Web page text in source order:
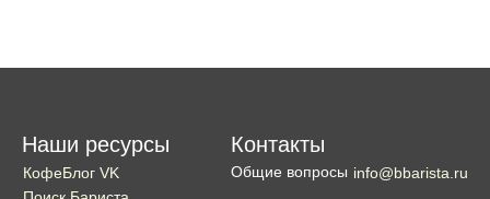
Наши ресурсы
КофеБлог VK
Контакты
Общие вопросы info@bbarista.ru